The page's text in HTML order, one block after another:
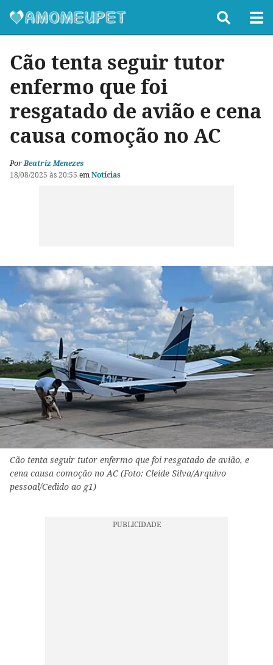
Cão tenta seguir tutor
enfermo que foi
resgatado de avião e cena
causa comoção no AC
PorBeatriz Menezes
18/08/2025 às 20:55 emNotícias
Cão tenta seguir tutor enfermo que foi resgatado de avião, e
cena causa comoção no AC (Foto: Cleide Silva/Arquivo
pessoal/Cedido ao g1)